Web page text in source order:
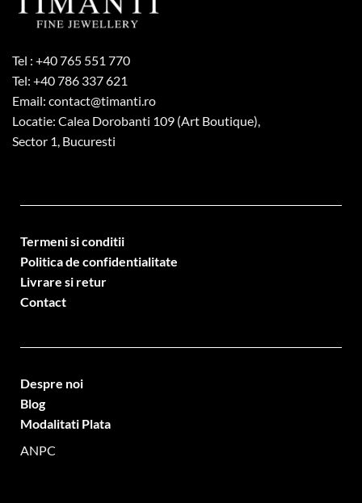
Tel : +40 765 551 770
Tel: +40 786 337 621
Email: contact@timanti.ro
Locatie: Calea Dorobanti 109 (Art Boutique),
Sector 1, Bucuresti
Termeni si conditii
Politica de confidentialitate
Livrare si retur
Contact
Despre noi
Blog
Modalitati Plata
ANPC